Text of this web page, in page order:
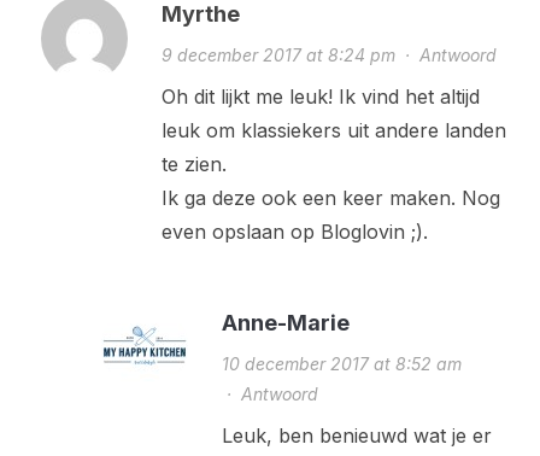
Myrthe
9 december 2017 at 8:24 pm· Antwoord
Oh dit lijkt me leuk! Ik vind het altijd
leuk om klassiekers uit andere landen
te zien.
Ik ga deze ook een keer maken. Nog
even opslaan op Bloglovin ;).
Anne-Marie
10 december 2017 at 8:52 am
· Antwoord
Leuk, ben benieuwd wat je er